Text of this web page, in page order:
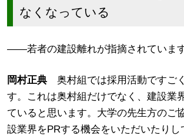
なくなっている
――若者の建設離れが指摘されています
岡村正典 奥村組では採用活動ですご
す。これは奥村組だけでなく、建設業
ていると思います。大学の先生方のご
設業界をPRする機会をいただいたりし